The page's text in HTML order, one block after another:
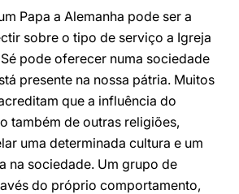
Papa a Alemanha pode ser a
sobre o tipo de serviço a Igreja
pode oferecer numa sociedade
presente na nossa pátria. Muitos
que a influência do
também de outras religiões,
uma determinada cultura e um
na sociedade. Um grupo de
do próprio comportamento,